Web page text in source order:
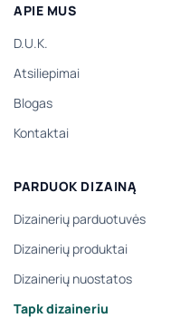
APIE MUS
D.U.K.
Atsiliepimai
Blogas
Kontaktai
PARDUOK DIZAINĄ
Dizainerių parduotuvės
Dizainerių produktai
Dizainerių nuostatos
Tapk dizaineriu